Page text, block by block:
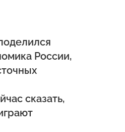
России,
сказать,